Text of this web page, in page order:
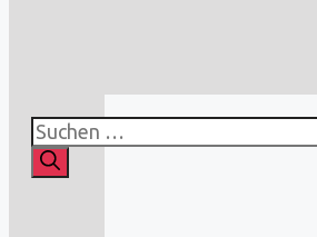
Suchen
nach: